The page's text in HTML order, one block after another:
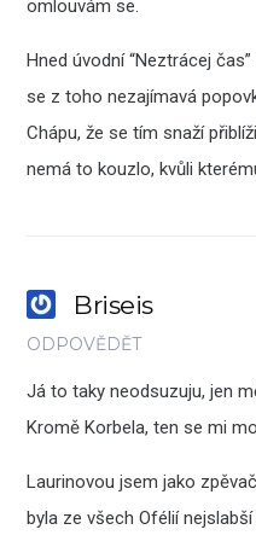
omlouvám se.
Hned úvodní “Neztrácej
se z toho nezajímavá
Chápu, že se tím snaží
nemá to kouzlo, kvůli
Briseis
ODPOVĚDĚT
Já to taky neodsuzuju, jen
Kromě Korbela, ten se mi
Laurinovou jsem jako
byla ze všech Ofélií